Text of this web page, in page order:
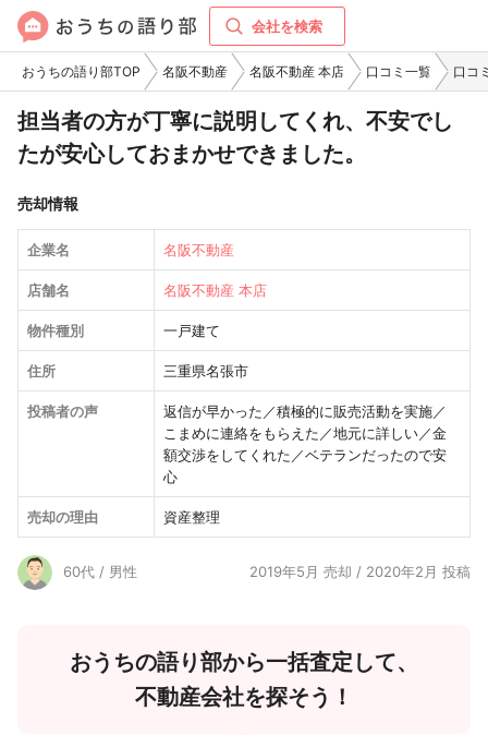
会社を検索
おうちの語り部TOP 名阪不動産 名阪不動産 本店 口コミ一覧 口コ
担当者の方が丁寧に説明してくれ、不安でし
たが安心しておまかせできました。
売却情報
企業名 名阪不動産
店舗名 名阪不動産 本店
物件種別 一戸建て
住所 三重県名張市
投稿者の声
返信が早かった／積極的に販売活動を実施／
こまめに連絡をもらえた／地元に詳しい／金
額交渉をしてくれた／ベテランだったので安
心
売却の理由 資産整理
60代 / 男性 2019年5月 売却 / 2020年2月 投稿
おうちの語り部から一括査定して、
不動産会社を探そう！